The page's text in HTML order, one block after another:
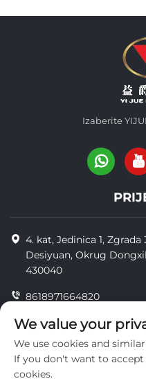
Izaberite
4. kat, Jedinica 1,
Desiyuan, Okrug
430040
8618971664820
8618971664820
[email protected]
We value your
We use cookies and
If you don't want to accept
cookies.